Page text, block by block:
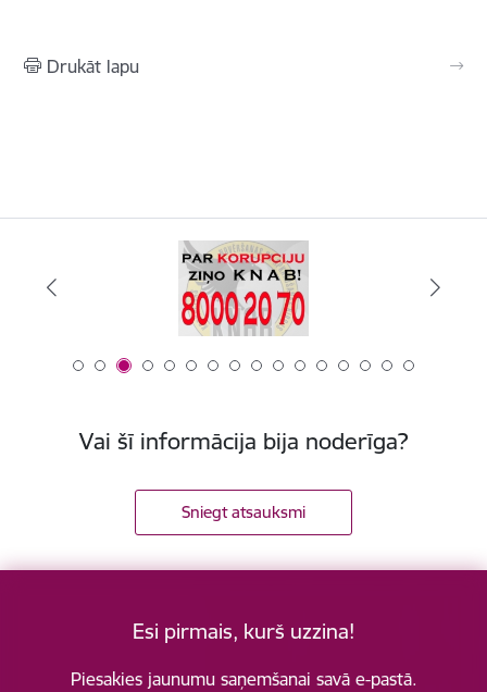
Drukāt lapu
Vai šī informācija bija noderīga?
Sniegt atsauksmi
Esi pirmais, kurš uzzina!
Piesakies jaunumu saņemšanai savā e-pastā.